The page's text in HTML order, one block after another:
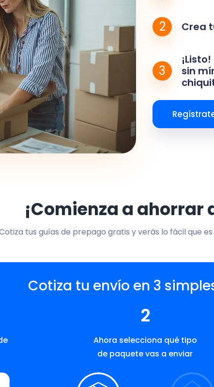
2 Crea
3
sin
¡Comienza a ahorrar
tus guías de prepago gratis y verás lo fácil que
Cotiza tu envío en 3
2
Ahora selecciona qué tipo
de paquete vas a enviar